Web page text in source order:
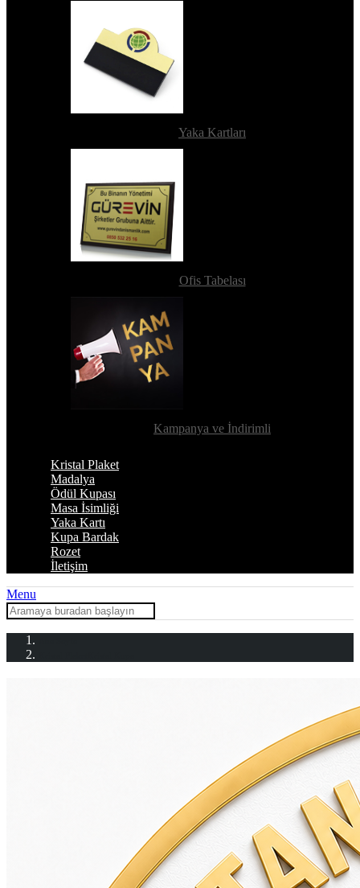
Yaka Kartları
Ofis Tabelası
Kampanya ve İndirimli
Kristal Plaket
Madalya
Ödül Kupası
Masa İsimliği
Yaka Kartı
Kupa Bardak
Rozet
İletişim
Menu